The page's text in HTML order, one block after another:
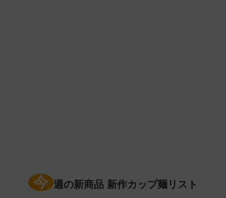
今 週の新商品 新作カップ麺リスト